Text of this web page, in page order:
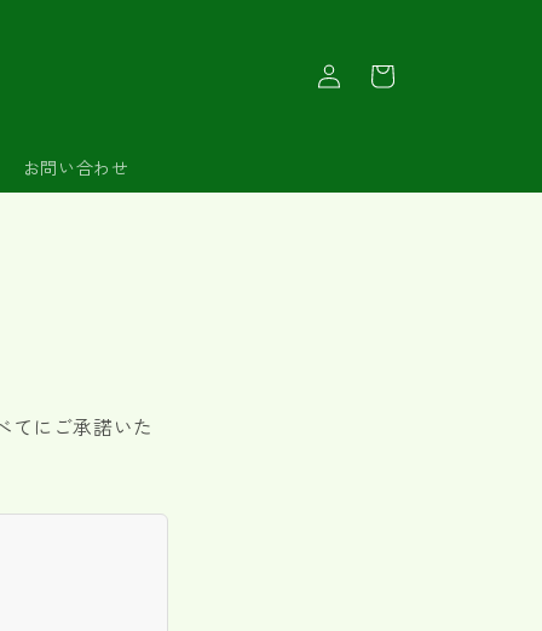
お問い合わせ
グ
イ
ー
てにご承諾いた